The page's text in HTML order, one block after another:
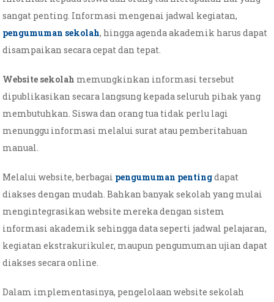
sangat penting. Informasi mengenai jadwal kegiatan,
pengumuman sekolah, hingga agenda akademik harus dapat
disampaikan secara cepat dan tepat.
Website sekolah memungkinkan informasi tersebut
dipublikasikan secara langsung kepada seluruh pihak yang
membutuhkan. Siswa dan orang tua tidak perlu lagi
menunggu informasi melalui surat atau pemberitahuan
manual.
Melalui website, berbagai pengumuman pentingdapat
diakses dengan mudah. Bahkan banyak sekolah yang mulai
mengintegrasikan website mereka dengan sistem
informasi akademik sehingga data seperti jadwal pelajaran,
kegiatan ekstrakurikuler, maupun pengumuman ujian dapat
diakses secara online.
Dalam implementasinya, pengelolaan website sekolah